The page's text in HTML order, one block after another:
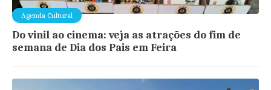
Agenda Cultural
Do vinil ao cinema: veja as atrações do fim de
semana de Dia dos Pais em Feira